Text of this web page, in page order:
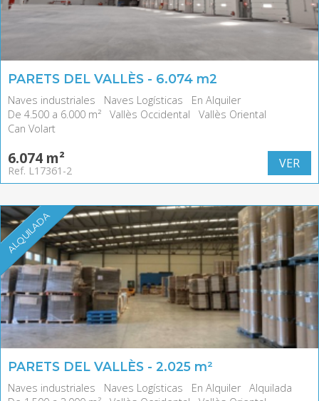
PARETS DEL VALLÈS - 6.074 m2
Naves industriales Naves Logísticas
En Alquiler
De 4.500 a 6.000 m²
Vallès Occidental
Vallès Oriental
Can Volart
6.074 m²
Ref. L17361-2 VER
ALQUILADA
PARETS DEL VALLÈS - 2.025 m²
Naves industriales Naves Logísticas En Alquiler
Alquilada